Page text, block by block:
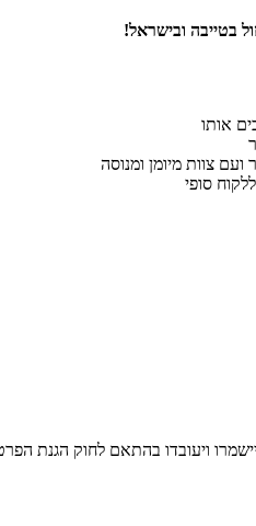
בטייבה ובישראל!
אותו
צוות מיומן ומנוסה
סופי
בהתאם לחוק הגנת הפרטיות, התשמ"א–1981